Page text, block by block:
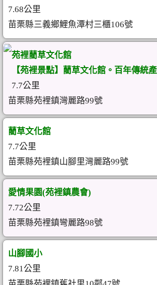
7.68公里
苗栗縣三義鄉鯉魚潭村三櫃106號
苑裡藺草文化館
【苑裡景點】藺草文化館。百年傳統
7.7公里
苗栗縣苑裡鎮灣麗路99號
藺草文化館
7.7公里
苗栗縣苑裡鎮山腳里灣麗路99號
愛情果園(苑裡鎮農會)
7.72公里
苗栗縣苑裡鎮彎麗路98號
山腳國小
7.81公里